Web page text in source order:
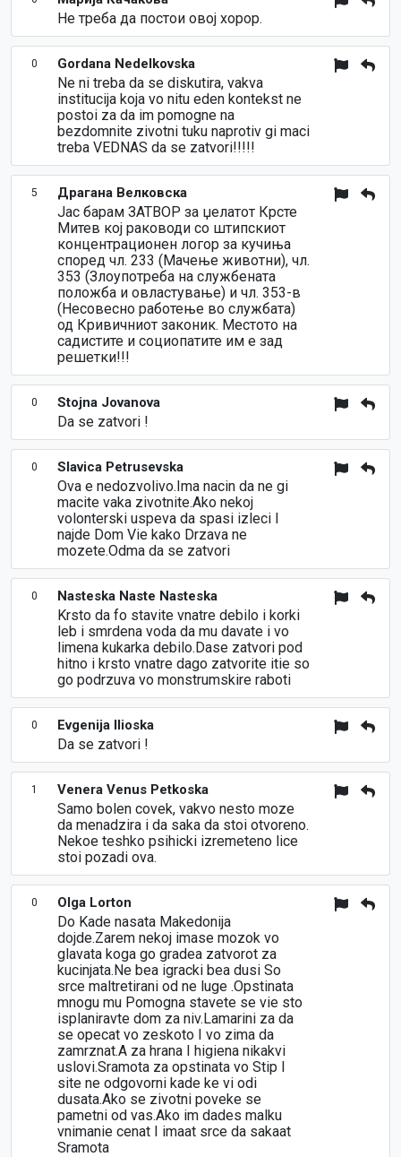
Не треба да постои овој хорор.
0 Gordana Nedelkovska
Ne ni treba da se diskutira, vakva
institucija koja vo nitu eden kontekst ne
postoi za da im pomogne na
bezdomnite zivotni tuku naprotiv gi maci
treba VEDNAS da se zatvori!!!!!
5 Драгана Велковска
Јас барам ЗАТВОР за џелатот Крсте
Митев кој раководи со штипскиот
концентрационен логор за кучиња
според чл. 233 (Мачење животни), чл.
353 (Злоупотреба на службената
положба и овластување) и чл. 353-в
(Несовесно работење во службата)
од Кривичниот законик. Местото на
садистите и социопатите им е зад
решетки!!!
0 Stojna Jovanova
Da se zatvori !
0 Slavica Petrusevska
Ova e nedozvolivo.Ima nacin da ne gi
macite vaka zivotnite.Ako nekoj
volonterski uspeva da spasi izleci I
najde Dom Vie kako Drzava ne
mozete.Odma da se zatvori
0 Nasteska Naste Nasteska
Krsto da fo stavite vnatre debilo i korki
leb i smrdena voda da mu davate i vo
limena kukarka debilo.Dase zatvori pod
hitno i krsto vnatre dago zatvorite itie so
go podrzuva vo monstrumskire raboti
0 Evgenija Ilioska
Da se zatvori !
1 Venera Venus Petkoska
Samo bolen covek, vakvo nesto moze
da menadzira i da saka da stoi otvoreno.
Nekoe teshko psihicki izremeteno lice
stoi pozadi ova.
0 Olga Lorton
Do Kade nasata Makedonija
dojde.Zarem nekoj imase mozok vo
glavata koga go gradea zatvorot za
kucinjata.Ne bea igracki bea dusi So
srce maltretirani od ne luge .Opstinata
mnogu mu Pomogna stavete se vie sto
isplaniravte dom za niv.Lamarini za da
se opecat vo zeskoto I vo zima da
zamrznat.A za hrana I higiena nikakvi
uslovi.Sramota za opstinata vo Stip I
site ne odgovorni kade ke vi odi
dusata.Ako se zivotni poveke se
pametni od vas.Ako im dades malku
vnimanie cenat I imaat srce da sakaat
Sramota